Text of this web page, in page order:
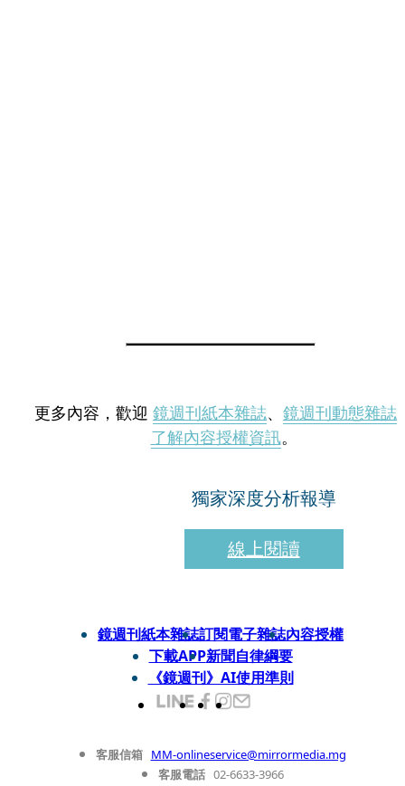
更多內容，歡迎 鏡週刊紙本雜誌、 鏡週刊動態雜誌
了解內容授權資訊。
獨家深度分析報導
線上閱讀
鏡週刊紙本雜誌訂閱電子雜誌內容授權
下載APP新聞自律綱要
《鏡週刊》AI使用準則
客服信箱 MM-onlineservice@mirrormedia.mg
客服電話 02-6633-3966